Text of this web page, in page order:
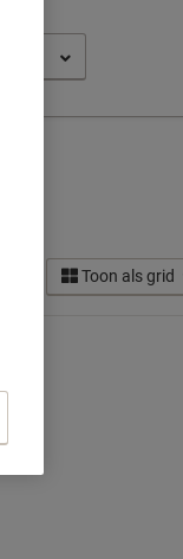
Toon als grid